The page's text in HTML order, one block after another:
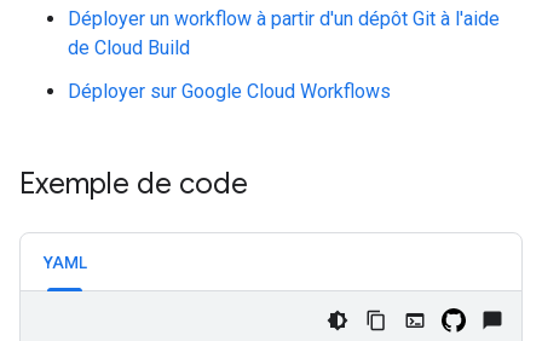
Déployer un workflow à partir d'un dépôt Git à l'aide
de Cloud Build
Déployer sur Google Cloud Workflows
Exemple de code
YAML